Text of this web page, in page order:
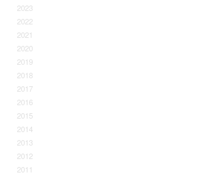
2023
2022
2021
2020
2019
2018
2017
2016
2015
2014
2013
2012
2011